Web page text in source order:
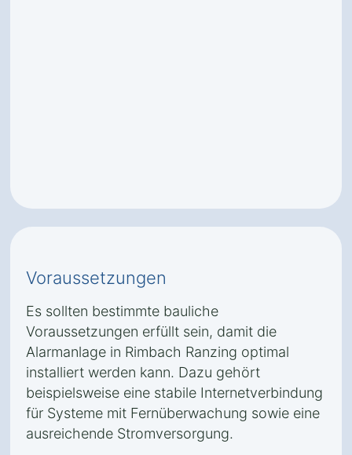
Voraussetzungen
Es sollten bestimmte bauliche
Voraussetzungen erfüllt sein, damit die
Alarmanlage in Rimbach Ranzing optimal
installiert werden kann. Dazu gehört
beispielsweise eine stabile Internetverbindung
für Systeme mit Fernüberwachung sowie eine
ausreichende Stromversorgung.